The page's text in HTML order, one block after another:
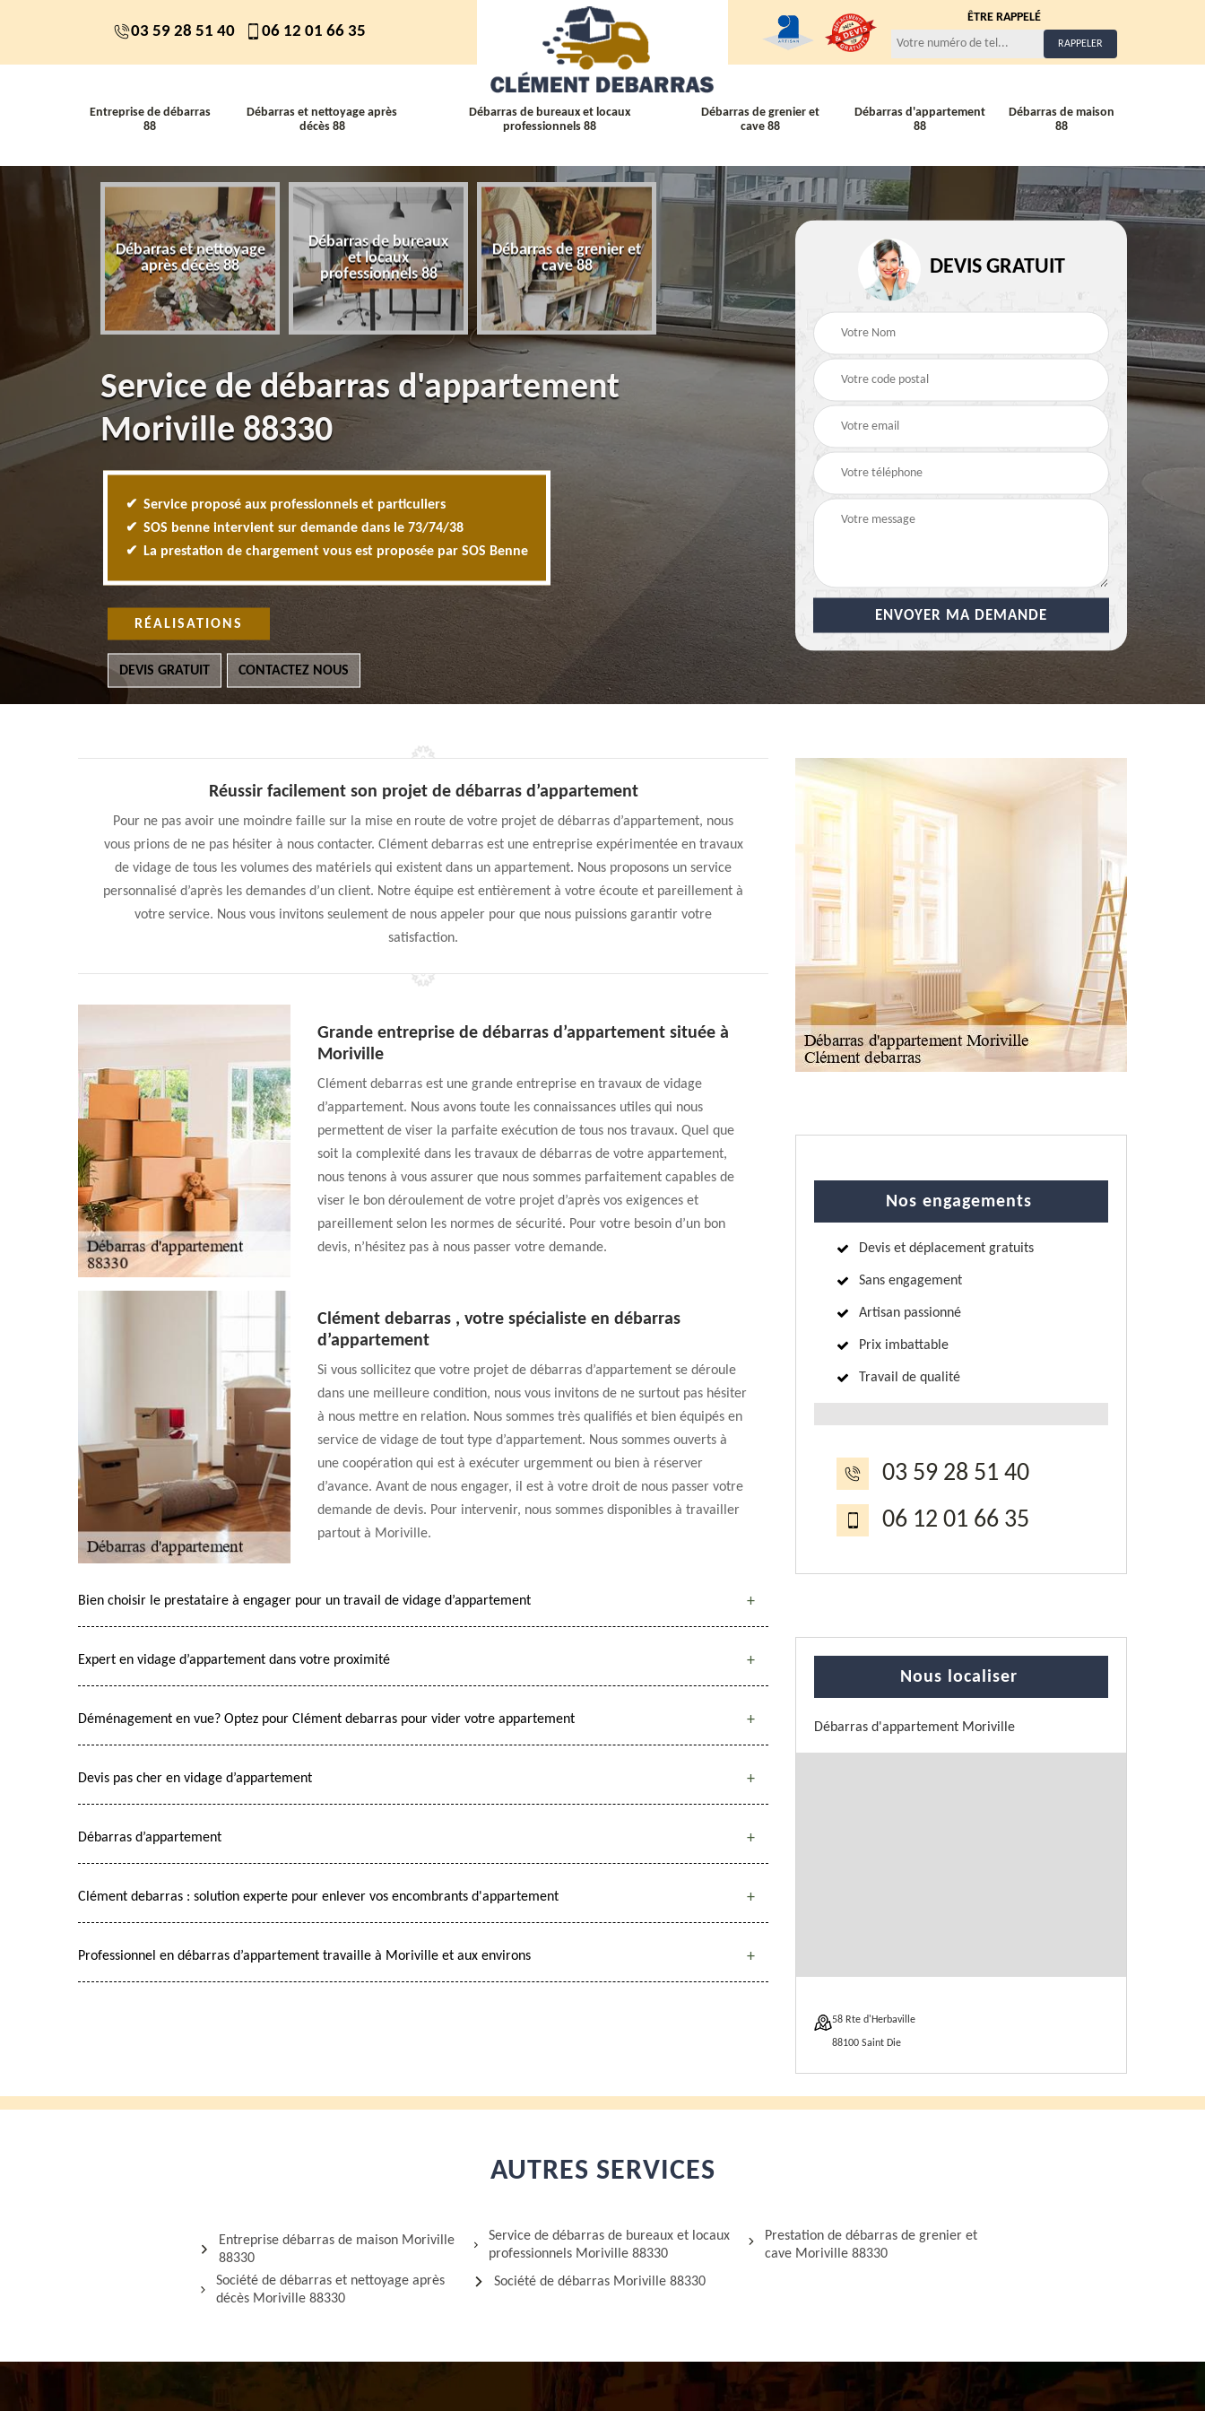
03 59 28 51 40 06 12 01 66 35
ÊTRE RAPPELÉ
Entreprise de débarras
88
Débarras et nettoyage après
décès 88
Débarras de bureaux et locaux
professionnels 88
Débarras de grenier et
cave 88
Débarras d'appartement
88
Débarras de maison
88
Débarras et nettoyage
après décès 88
Débarras de bureaux
et locaux
professionnels 88
Débarras de grenier et
cave 88
Débarras
d'appartement 88
Débarras de maison 88
Service de débarras d'appartement
Moriville 88330
Service proposé aux professionnels et particuliers
SOS benne intervient sur demande dans le 73/74/38
La prestation de chargement vous est proposée par SOS Benne
RÉALISATIONS
DEVIS GRATUIT CONTACTEZ NOUS
DEVIS GRATUIT
Réussir facilement son projet de débarras d’appartement
Pour ne pas avoir une moindre faille sur la mise en route de votre projet de débarras d’appartement, nous
vous prions de ne pas hésiter à nous contacter. Clément debarras est une entreprise expérimentée en travaux
de vidage de tous les volumes des matériels qui existent dans un appartement. Nous proposons un service
personnalisé d’après les demandes d’un client. Notre équipe est entièrement à votre écoute et pareillement à
votre service. Nous vous invitons seulement de nous appeler pour que nous puissions garantir votre
satisfaction.
Grande entreprise de débarras d’appartement située à
Moriville
Clément debarras est une grande entreprise en travaux de vidage
d’appartement. Nous avons toute les connaissances utiles qui nous
permettent de viser la parfaite exécution de tous nos travaux. Quel que
soit la complexité dans les travaux de débarras de votre appartement,
nous tenons à vous assurer que nous sommes parfaitement capables de
viser le bon déroulement de votre projet d’après vos exigences et
pareillement selon les normes de sécurité. Pour votre besoin d’un bon
devis, n’hésitez pas à nous passer votre demande.
Clément debarras , votre spécialiste en débarras
d’appartement
Si vous sollicitez que votre projet de débarras d’appartement se déroule
dans une meilleure condition, nous vous invitons de ne surtout pas hésiter
à nous mettre en relation. Nous sommes très qualifiés et bien équipés en
service de vidage de tout type d’appartement. Nous sommes ouverts à
une coopération qui est à exécuter urgemment ou bien à réserver
d’avance. Avant de nous engager, il est à votre droit de nous passer votre
demande de devis. Pour intervenir, nous sommes disponibles à travailler
partout à Moriville.
Bien choisir le prestataire à engager pour un travail de vidage d’appartement
Expert en vidage d’appartement dans votre proximité
Déménagement en vue? Optez pour Clément debarras pour vider votre appartement
Devis pas cher en vidage d’appartement
Débarras d’appartement
Clément debarras : solution experte pour enlever vos encombrants d'appartement
Professionnel en débarras d’appartement travaille à Moriville et aux environs
Nos engagements
Devis et déplacement gratuits
Sans engagement
Artisan passionné
Prix imbattable
Travail de qualité
03 59 28 51 40
06 12 01 66 35
Nous localiser
Débarras d'appartement Moriville
58 Rte d'Herbaville
88100 Saint Die
AUTRES SERVICES
Entreprise débarras de maison Moriville
88330
Société de débarras et nettoyage après
décès Moriville 88330
Service de débarras de bureaux et locaux
professionnels Moriville 88330
Société de débarras Moriville 88330
Prestation de débarras de grenier et
cave Moriville 88330